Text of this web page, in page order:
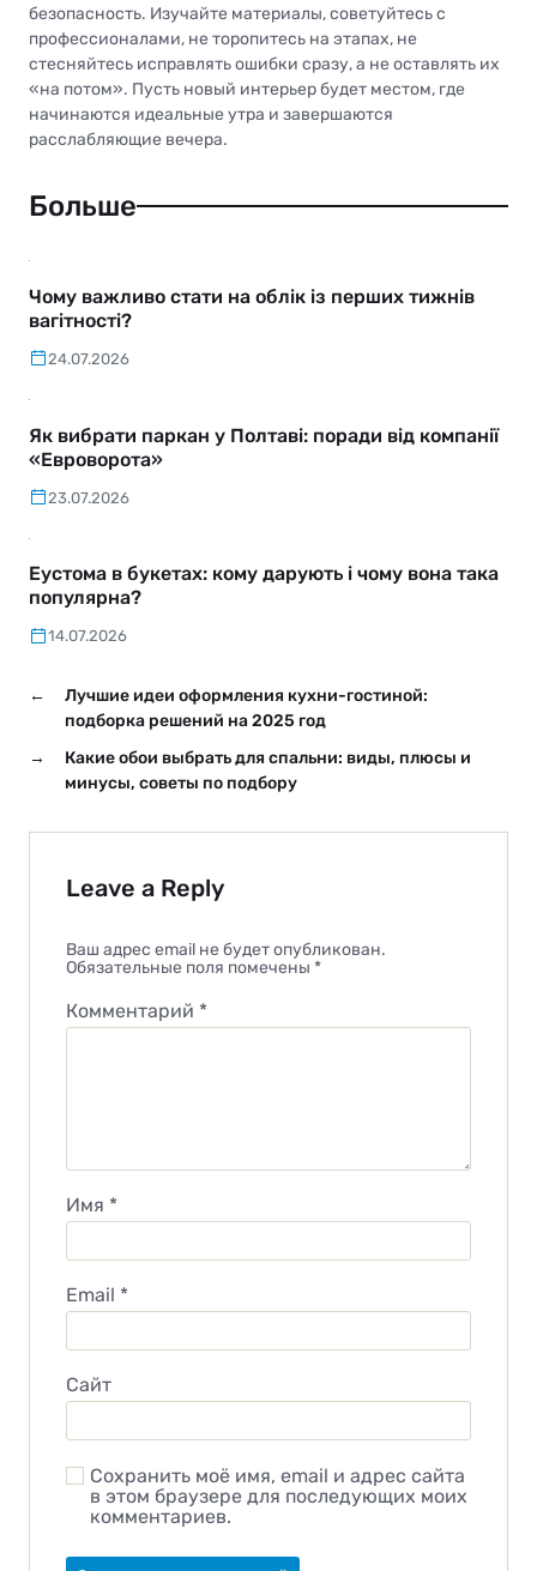
безопасность. Изучайте материалы, советуйтесь с
профессионалами, не торопитесь на этапах, не
стесняйтесь исправлять ошибки сразу, а не оставлять их
«на потом». Пусть новый интерьер будет местом, где
начинаются идеальные утра и завершаются
расслабляющие вечера.
Больше
Чому важливо стати на облік із перших тижнів
вагітності?
24.07.2026
Як вибрати паркан у Полтаві: поради від компанії
«Евроворота»
23.07.2026
Еустома в букетах: кому дарують і чому вона така
популярна?
14.07.2026
←
Лучшие идеи оформления кухни-гостиной:
подборка решений на 2025 год
→
Какие обои выбрать для спальни: виды, плюсы и
минусы, советы по подбору
Leave a Reply
Ваш адрес email не будет опубликован.
Обязательные поля помечены *
Комментарий *
Имя *
Email *
Сайт
Сохранить моё имя, email и адрес сайта
в этом браузере для последующих моих
комментариев.